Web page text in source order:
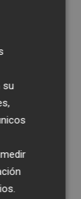
% la lista
la ciudad
su
su